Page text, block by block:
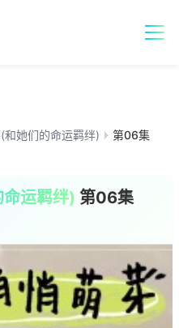
和她们的命运羁绊) 第06集
运羁绊) 第06集